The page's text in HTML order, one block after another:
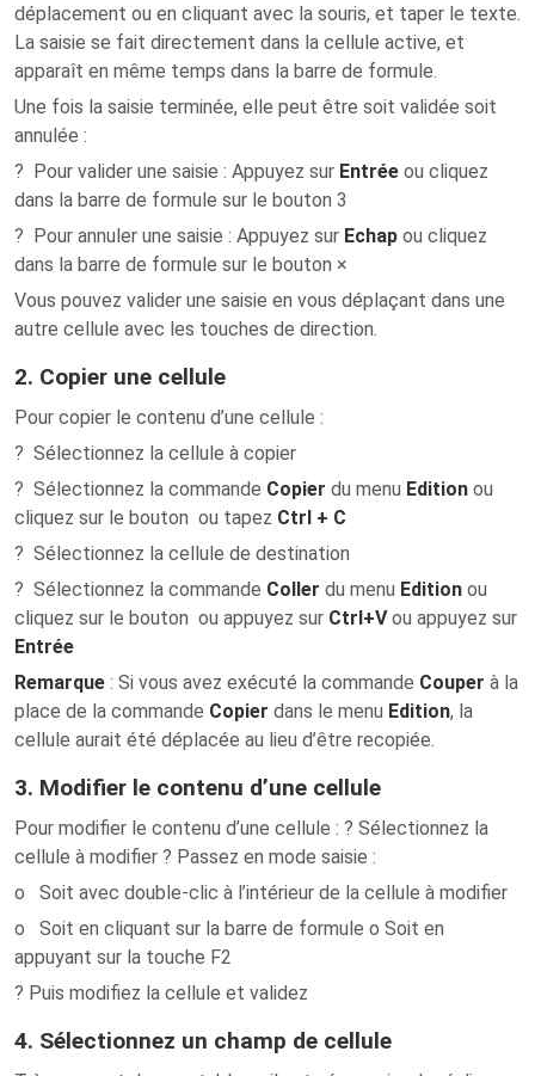
déplacement ou en cliquant avec la souris, et taper le texte.
La saisie se fait directement dans la cellule active, et
apparaît en même temps dans la barre de formule.
Une fois la saisie terminée, elle peut être soit validée soit
annulée :
? Pour valider une saisie : Appuyez sur Entrée ou cliquez
dans la barre de formule sur le bouton 3
? Pour annuler une saisie : Appuyez sur Echap ou cliquez
dans la barre de formule sur le bouton ×
Vous pouvez valider une saisie en vous déplaçant dans une
autre cellule avec les touches de direction.
2. Copier une cellule
Pour copier le contenu d’une cellule :
? Sélectionnez la cellule à copier
? Sélectionnez la commande Copier du menu Edition ou
cliquez sur le bouton ou tapez Ctrl + C
? Sélectionnez la cellule de destination
? Sélectionnez la commande Coller du menu Edition ou
cliquez sur le bouton ou appuyez sur Ctrl+Vou appuyez sur
Entrée
Remarque : Si vous avez exécuté la commande Couper à la
place de la commande Copier dans le menu Edition, la
cellule aurait été déplacée au lieu d’être recopiée.
3. Modifier le contenu d’une cellule
Pour modifier le contenu d’une cellule : ? Sélectionnez la
cellule à modifier ? Passez en mode saisie :
o Soit avec double-clic à l’intérieur de la cellule à modifier
o Soit en cliquant sur la barre de formule o Soit en
appuyant sur la touche F2
? Puis modifiez la cellule et validez
4. Sélectionnez un champ de cellule